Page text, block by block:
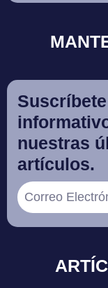
nuestras
artículos.